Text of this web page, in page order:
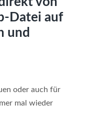
Datei auf
und
oder auch für
mal wieder